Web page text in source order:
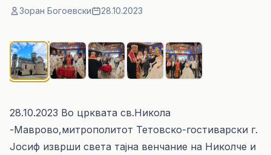
Зоран Богоевски 28.10.2023
28.10.2023 Во црквата св.Никола
-Маврово,митрополитот Тетовско-гостиварски г.
Јосиф изврши света тајна венчание на Николче и